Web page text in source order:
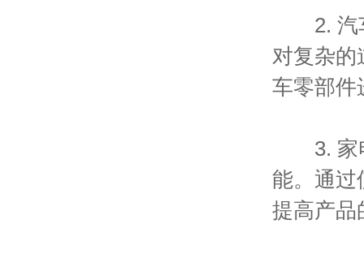
2. 汽车
对复杂的
车零部件
3. 家电
能。通过
提高产品